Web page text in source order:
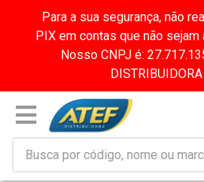
Para a sua segurança, não
PIX em contas que não
Nosso CNPJ é: